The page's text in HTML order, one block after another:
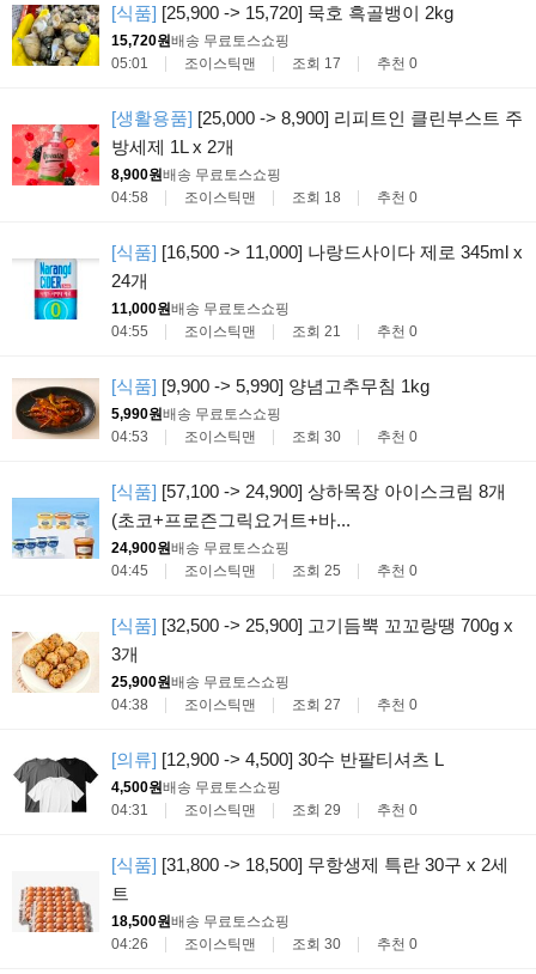
[식품] [25,900 -> 15,720] 묵호 흑골뱅이 2kg
15,720원배송 무료토스쇼핑
05:01
조이스틱맨 조회 17 추천 0
[생활용품] [25,000 -> 8,900] 리피트인 클린부스트 주
방세제 1L x 2개
8,900원배송 무료토스쇼핑
04:58
조이스틱맨 조회 18 추천 0
[식품] [16,500 -> 11,000] 나랑드사이다 제로 345ml x
24개
11,000원배송 무료토스쇼핑
04:55
조이스틱맨 조회 21 추천 0
[식품] [9,900 -> 5,990] 양념고추무침 1kg
5,990원배송 무료토스쇼핑
04:53
조이스틱맨 조회 30 추천 0
[식품] [57,100 -> 24,900] 상하목장 아이스크림 8개
(초코+프로즌그릭요거트+바...
24,900원배송 무료토스쇼핑
04:45
조이스틱맨 조회 25 추천 0
[식품] [32,500 -> 25,900] 고기듬뿍 꼬꼬랑땡 700g x
3개
25,900원배송 무료토스쇼핑
04:38
조이스틱맨 조회 27 추천 0
[의류] [12,900 -> 4,500] 30수 반팔티셔츠 L
4,500원배송 무료토스쇼핑
04:31
조이스틱맨 조회 29 추천 0
[식품] [31,800 -> 18,500] 무항생제 특란 30구 x 2세
트
18,500원배송 무료토스쇼핑
04:26
조이스틱맨 조회 30 추천 0